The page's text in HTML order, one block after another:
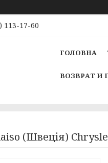
113-17-60
ГОЛОВНА
ВОЗВРАТ И
(Швеція)